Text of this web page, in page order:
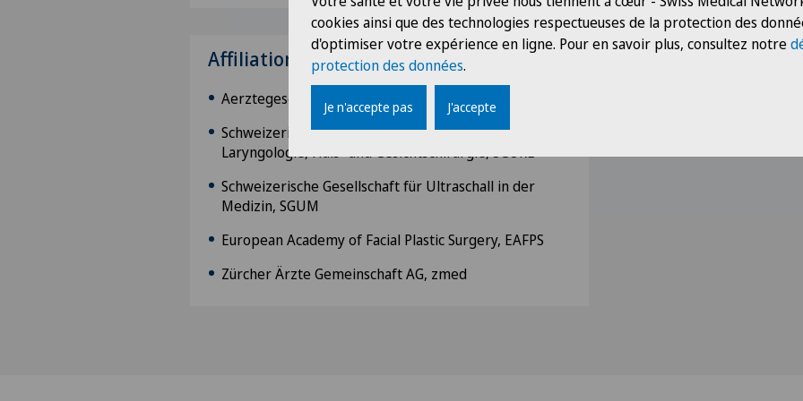
Affiliations
Aerztegesellschaft des Kantons Zuerich, AGZ
Schweizerische Gesellschaft für Oto-Rhino-
Laryngologie, Hals- und Gesichtschirurgie, SGORL
Schweizerische Gesellschaft für Ultraschall in der
Medizin, SGUM
European Academy of Facial Plastic Surgery, EAFPS
Zürcher Ärzte Gemeinschaft AG, zmed
cookies ainsi que des technologies respectueuses de la protection des
d'optimiser votre expérience en ligne. Pour en savoir plus, consultez notre
protection des données.
Je n'accepte pas J'accepte